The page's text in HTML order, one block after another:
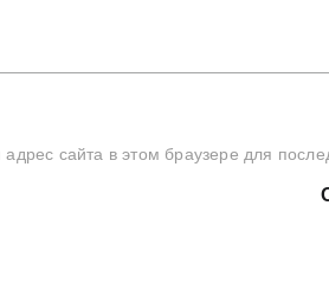
сайта в этом браузере для